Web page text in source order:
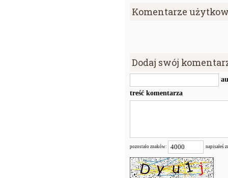
Komentarze
Dodaj swój
treść komentarza
pozostało znaków: napisałeś